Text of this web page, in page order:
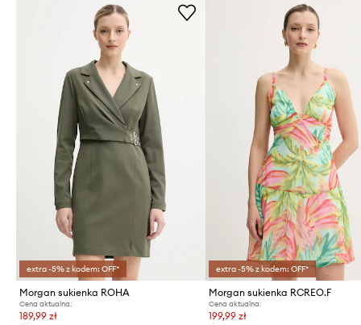
extra -5% z kodem: OFF*
Morgan sukienka ROHA
Cena aktualna:
189,99 zł
extra -5% z kodem: OFF*
Morgan sukienka RCREO.F
Cena aktualna:
199,99 zł